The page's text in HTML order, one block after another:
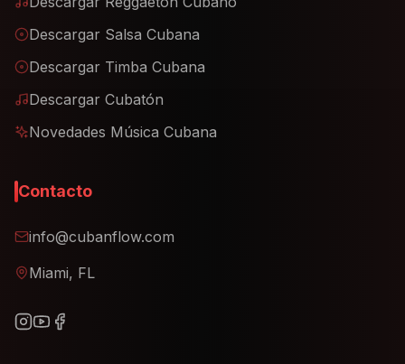
Descargar Salsa Cubana
Descargar Timba Cubana
Descargar Cubatón
Novedades Música Cubana
Contacto
info@cubanflow.com
Miami, FL